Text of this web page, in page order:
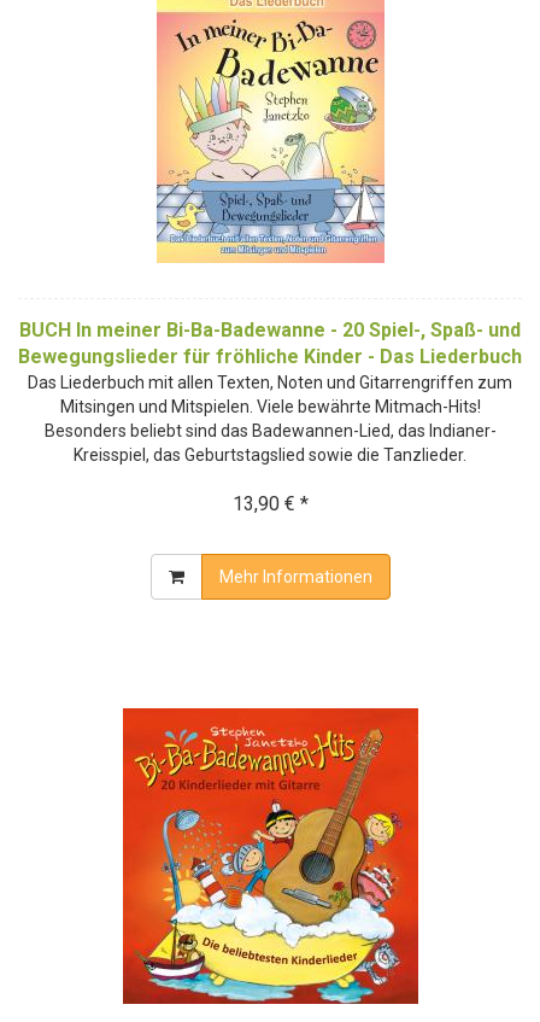
BUCH In meiner Bi-Ba-Badewanne - 20 Spiel-, Spaß- und
Bewegungslieder für fröhliche Kinder - Das Liederbuch
Das Liederbuch mit allen Texten, Noten und Gitarrengriffen zum
Mitsingen und Mitspielen. Viele bewährte Mitmach-Hits!
Besonders beliebt sind das Badewannen-Lied, das Indianer-
Kreisspiel, das Geburtstagslied sowie die Tanzlieder.
13,90 € *
Mehr Informationen